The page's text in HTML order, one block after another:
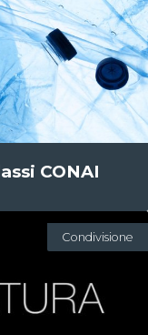
CONAI
Condivisione